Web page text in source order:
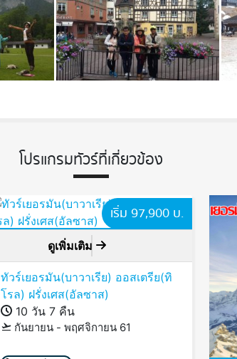
โปรแกรมทัวร์ที่เกี่ยวข้อง
เริ่ม 97,900 บ.
ทัวร์เยอรมัน(บาวาเรีย) ออสเตรีย(ทิ
โรล) ฝรั่งเศส(อัลซาส)
10 วัน 7 คืน
กันยายน - พฤศจิกายน 61
ดูเพิ่มเติม